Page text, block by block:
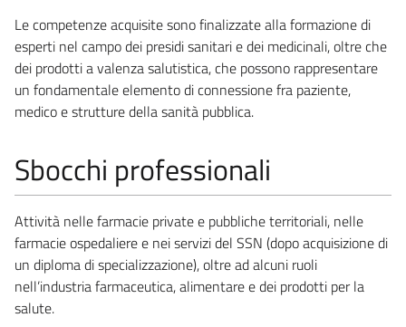
Le competenze acquisite sono finalizzate alla formazione di
esperti nel campo dei presidi sanitari e dei medicinali, oltre che
dei prodotti a valenza salutistica, che possono rappresentare
un fondamentale elemento di connessione fra paziente,
medico e strutture della sanità pubblica.
Sbocchi professionali
Attività nelle farmacie private e pubbliche territoriali, nelle
farmacie ospedaliere e nei servizi del SSN (dopo acquisizione di
un diploma di specializzazione), oltre ad alcuni ruoli
nell’industria farmaceutica, alimentare e dei prodotti per la
salute.